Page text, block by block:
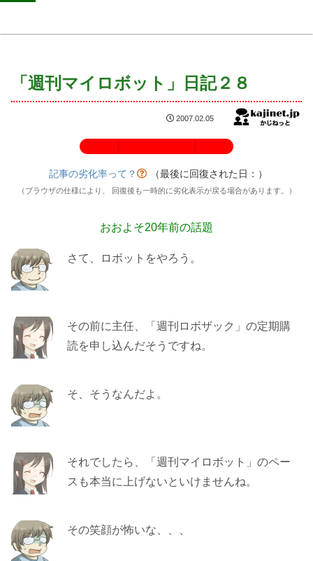
「週刊マイロボット」日記２８
2007.02.05
記事の劣化率って？ （最後に回復された日： ）
（ブラウザの仕様により、 回復後も一時的に劣化表示が戻る場合があります。）
おおよそ20年前の話題
さて、ロボットをやろう。
その前に主任、「週刊ロボザック」の定期購
読を申し込んだそうですね。
そ、そうなんだよ。
それでしたら、「週刊マイロボット」のペー
スも本当に上げないといけませんね。
その笑顔が怖いな、、、